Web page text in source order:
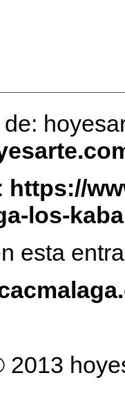
https://
los-
esta
2013